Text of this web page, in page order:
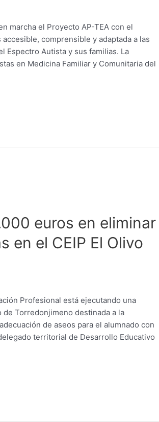
marcha el Proyecto AP-TEA con el
comprensible y adaptada a las
Espectro Autista y sus familias. La
en Medicina Familiar y Comunitaria del
euros en eliminar
en el CEIP El Olivo
Profesional está ejecutando una
de Torredonjimeno destinada a la
de aseos para el alumnado con
territorial de Desarrollo Educativo